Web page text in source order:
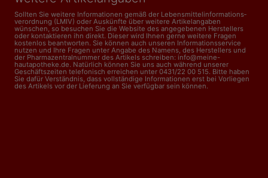
Sollten Sie weitere Informationen gemäß der Lebensmittel­informations­
verordnung (LMIV) oder Auskünfte über weitere Artikelangaben
wünschen, so besuchen Sie die Website des angegebenen Herstellers
oder kontaktieren ihn direkt. Dieser wird Ihnen gerne weitere Fragen
kostenlos beantworten. Sie können auch unseren Informationsservice
nutzen und Ihre Fragen unter Angabe des Namens, des Herstellers und
der Pharmazentralnummer des Artikels schreiben: info@meine-
hautapotheke.de. Natürlich können Sie uns auch während unserer
Geschäftszeiten telefonisch erreichen unter 0431/22 00 515. Bitte haben
Sie dafür Verständnis, dass vollständige Informationen erst bei Vorliegen
des Artikels vor der Lieferung an Sie verfügbar sein können.